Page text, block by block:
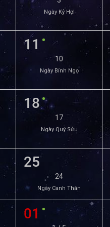
Ngày Kỷ Hợi
11
10
Ngày Bính Ngọ
18
17
Ngày Quý Sửu
25
24
Ngày Canh Thân
01